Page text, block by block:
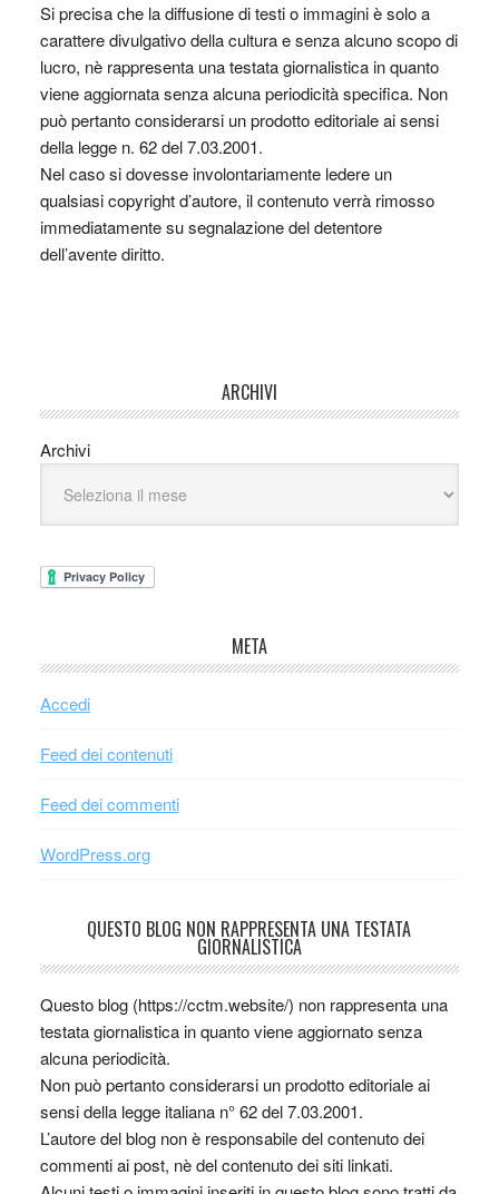
Si precisa che la diffusione di testi o immagini è solo a
carattere divulgativo della cultura e senza alcuno scopo di
lucro, nè rappresenta una testata giornalistica in quanto
viene aggiornata senza alcuna periodicità specifica. Non
può pertanto considerarsi un prodotto editoriale ai sensi
della legge n. 62 del 7.03.2001.
Nel caso si dovesse involontariamente ledere un
qualsiasi copyright d’autore, il contenuto verrà rimosso
immediatamente su segnalazione del detentore
dell’avente diritto.
ARCHIVI
Archivi
META
Accedi
Feed dei contenuti
Feed dei commenti
WordPress.org
QUESTO BLOG NON RAPPRESENTA UNA TESTATA
GIORNALISTICA
Questo blog (https://cctm.website/) non rappresenta una
testata giornalistica in quanto viene aggiornato senza
alcuna periodicità.
Non può pertanto considerarsi un prodotto editoriale ai
sensi della legge italiana n° 62 del 7.03.2001.
L’autore del blog non è responsabile del contenuto dei
commenti ai post, nè del contenuto dei siti linkati.